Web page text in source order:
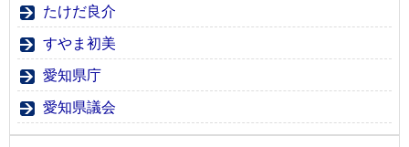
たけだ良介
すやま初美
愛知県庁
愛知県議会